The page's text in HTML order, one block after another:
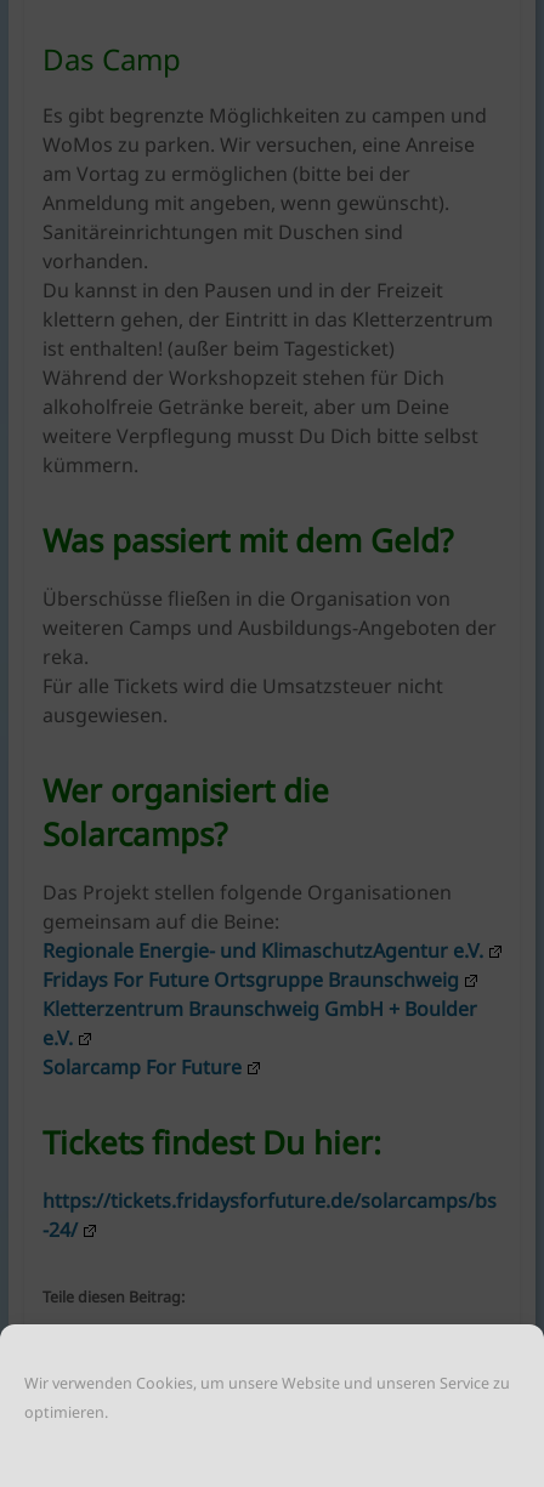
Wir verwenden Cookies, um unsere Website und unseren Service zu
optimieren.
Das Camp
Es gibt begrenzte Möglichkeiten zu campen und
WoMos zu parken. Wir versuchen, eine Anreise
am Vortag zu ermöglichen (bitte bei der
Anmeldung mit angeben, wenn gewünscht).
Sanitäreinrichtungen mit Duschen sind
vorhanden.
Du kannst in den Pausen und in der Freizeit
klettern gehen, der Eintritt in das Kletterzentrum
ist enthalten! (außer beim Tagesticket)
Während der Workshopzeit stehen für Dich
alkoholfreie Getränke bereit, aber um Deine
weitere Verpflegung musst Du Dich bitte selbst
kümmern.
Was passiert mit dem Geld?
Überschüsse fließen in die Organisation von
weiteren Camps und Ausbildungs-Angeboten der
reka.
Für alle Tickets wird die Umsatzsteuer nicht
ausgewiesen.
Wer organisiert die
Solarcamps?
Das Projekt stellen folgende Organisationen
gemeinsam auf die Beine:
Regionale Energie- und KlimaschutzAgentur e.V.
Fridays For Future Ortsgruppe Braunschweig
Kletterzentrum Braunschweig GmbH + Boulder
e.V.
Solarcamp For Future
Tickets findest Du hier:
https://tickets.fridaysforfuture.de/solarcamps/bs
-24/
Teile diesen Beitrag: